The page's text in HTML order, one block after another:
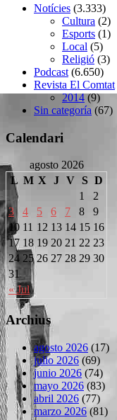
Notícies (3.333)
Cultura (2)
Esports (1)
Local (5)
Religió (3)
Podcast (6.650)
Revista El Comtat
2014(9)
Sin categoría (67)
Calendari
agosto 2026
L M X J V S D
« Jul
1
2
3
4 5 6 7 8
9
10 11 12 13 14 15 16
17 18 19 20 21 22 23
24 25 26 27 28 29 30
31
Archius
agosto 2026 (17)
julio 2026 (69)
junio 2026 (74)
mayo 2026 (83)
abril 2026 (77)
marzo 2026 (81)